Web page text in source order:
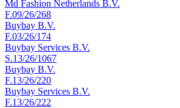
Md Fashion Netherlands B.V.
F.09/26/268
Buybay B.V.
F.03/26/174
Buybay Services B.V.
S.13/26/1067
Buybay B.V.
F.13/26/220
Buybay Services B.V.
F.13/26/222